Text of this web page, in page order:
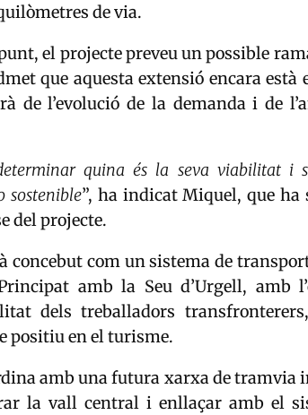
de via.
el projecte preveu un possible
que aquesta extensió encara està
de l’evolució de la demanda i de
quina és la seva viabilitat i
sostenible”, ha indicat Miquel, que ha
del projecte.
concebut com un sistema de
amb la Seu d’Urgell, amb
dels treballadors
positiu en el turisme.
amb una futura xarxa de tramvia
la vall central i enllaçar amb el